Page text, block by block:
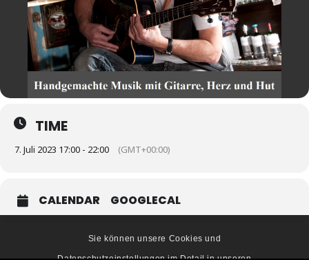
TIME
7. Juli 2023 17:00 - 22:00 (GMT+00:00)
CALENDAR GOOGLECAL
Sie können unsere Cookies und